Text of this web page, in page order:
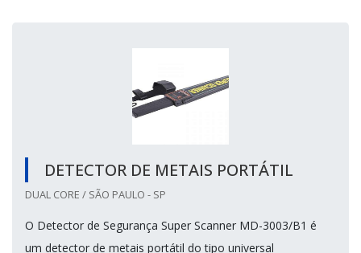
DETECTOR DE METAIS PORTÁTIL
DUAL CORE / SÃO PAULO - SP
O Detector de Segurança Super Scanner MD-3003/B1 é
um detector de metais portátil do tipo universal